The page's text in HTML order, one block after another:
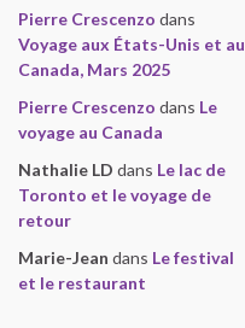
Pierre Crescenzo dans
Voyage aux États-Unis et au
Canada, Mars 2025
Pierre Crescenzo dans Le
voyage au Canada
Nathalie LD dans Le lac de
Toronto et le voyage de
retour
Marie-Jean dans Le festival
et le restaurant